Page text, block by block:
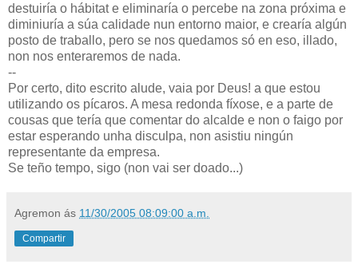
destuiría o hábitat e eliminaría o percebe na zona próxima e
diminiuría a súa calidade nun entorno maior, e crearía algún
posto de traballo, pero se nos quedamos só en eso, illado,
non nos enteraremos de nada.
--
Por certo, dito escrito alude, vaia por Deus! a que estou
utilizando os pícaros. A mesa redonda fíxose, e a parte de
cousas que tería que comentar do alcalde e non o faigo por
estar esperando unha disculpa, non asistiu ningún
representante da empresa.
Se teño tempo, sigo (non vai ser doado...)
Agremon ás 11/30/2005 08:09:00 a.m.
Compartir